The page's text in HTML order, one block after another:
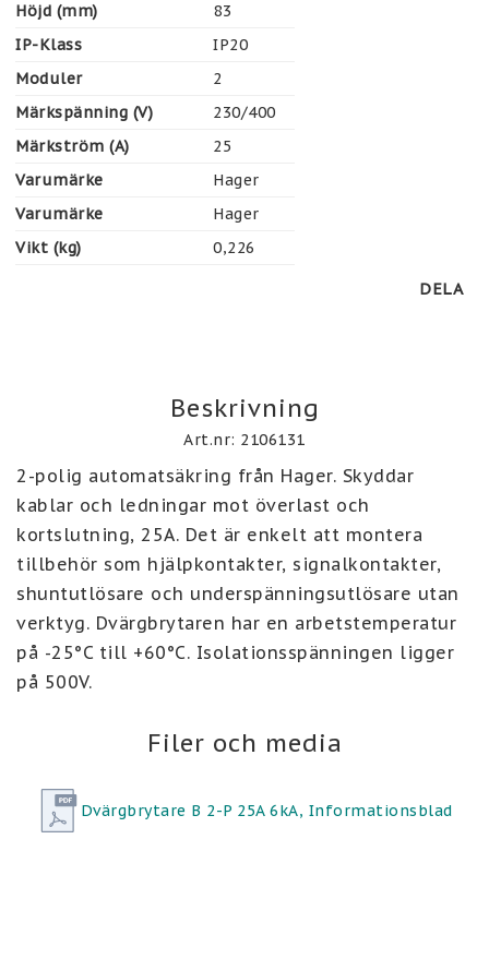
Höjd (mm)
83
IP-Klass
IP20
Moduler
2
Märkspänning (V)
230/400
Märkström (A)
25
Varumärke
Hager
Varumärke
Hager
Vikt (kg)
0,226
DELA
Beskrivning
Art.nr: 2106131
2-polig automatsäkring från Hager. Skyddar
kablar och ledningar mot överlast och
kortslutning, 25A. Det är enkelt att montera
tillbehör som hjälpkontakter, signalkontakter,
shuntutlösare och underspänningsutlösare utan
verktyg. Dvärgbrytaren har en arbetstemperatur
på -25°C till +60°C. Isolationsspänningen ligger
på 500V.
Filer och media
Dvärgbrytare B 2-P 25A 6kA, Informationsblad